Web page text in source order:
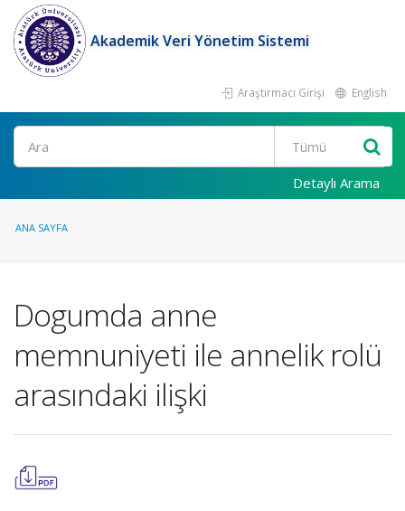
Akademik Veri Yönetim Sistemi
Araştırmacı Girişi English
Ara
Detaylı Arama
ANA SAYFA
Dogumda anne
memnuniyeti ile annelik rolü
arasındaki ilişki